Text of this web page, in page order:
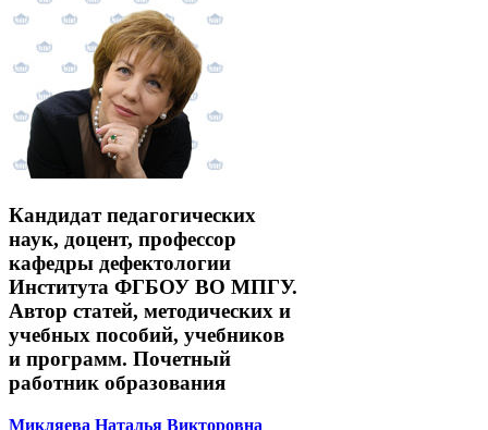
Кандидат педагогических
наук, доцент, профессор
кафедры дефектологии
Института ФГБОУ ВО МПГУ.
Автор статей, методических и
учебных пособий, учебников
и программ. Почетный
работник образования
Микляева Наталья Викторовна